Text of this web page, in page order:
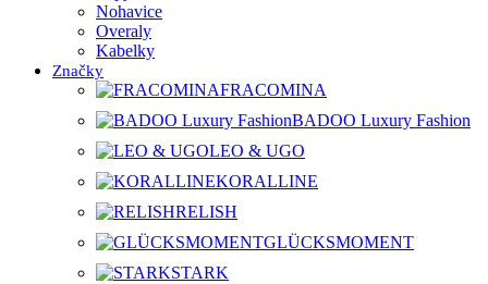
Nohavice
Overaly
Kabelky
Značky
FRACOMINA
BADOO Luxury Fashion
LEO & UGO
KORALLINE
RELISH
GLÜCKSMOMENT
STARK